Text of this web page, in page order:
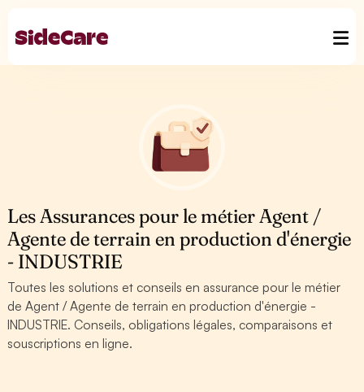
Les Assurances pour le métier Agent /
Agente de terrain en production d'énergie
- INDUSTRIE
Toutes les solutions et conseils en assurance pour le métier
de Agent / Agente de terrain en production d'énergie -
INDUSTRIE. Conseils, obligations légales, comparaisons et
souscriptions en ligne.